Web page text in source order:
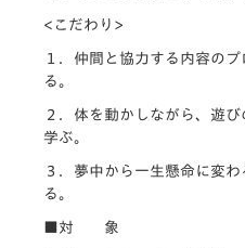
<こだわり>
１．仲間と協力する内容の
る。
２．体を動かしながら、遊
学ぶ。
３．夢中から一生懸命に変
る。
■対 象